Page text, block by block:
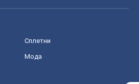
Сплетни
Мода